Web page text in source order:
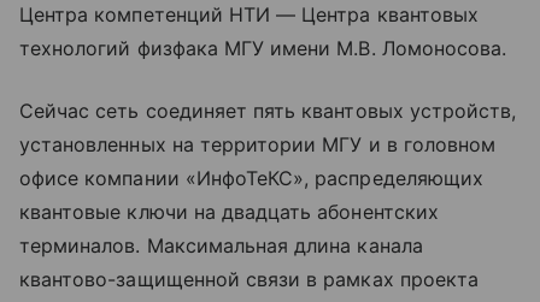
Центра компетенций НТИ — Центра квантовых
технологий физфака МГУ имени М.В. Ломоносова.
Сейчас сеть соединяет пять квантовых устройств,
установленных на территории МГУ и в головном
офисе компании «ИнфоТеКС», распределяющих
квантовые ключи на двадцать абонентских
терминалов. Максимальная длина канала
квантово-защищенной связи в рамках проекта